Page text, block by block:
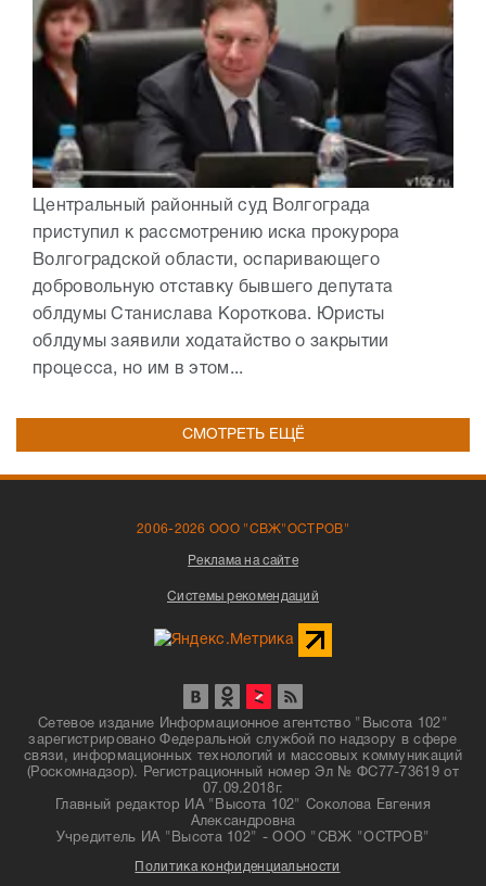
Центральный районный суд Волгограда
приступил к рассмотрению иска прокурора
Волгоградской области, оспаривающего
добровольную отставку бывшего депутата
облдумы Станислава Короткова. Юристы
облдумы заявили ходатайство о закрытии
процесса, но им в этом...
СМОТРЕТЬ ЕЩЁ
2006-2026 ООО "СВЖ"ОСТРОВ"
Реклама на сайте
Системы рекомендаций
Сетевое издание Информационное агентство "Высота 102"
зарегистрировано Федеральной службой по надзору в сфере
связи, информационных технологий и массовых коммуникаций
(Роскомнадзор). Регистрационный номер Эл № ФС77-73619 от
07.09.2018г.
Главный редактор ИА "Высота 102" Соколова Евгения
Александровна
Учредитель ИА "Высота 102" - ООО "СВЖ "ОСТРОВ"
Политика конфиденциальности